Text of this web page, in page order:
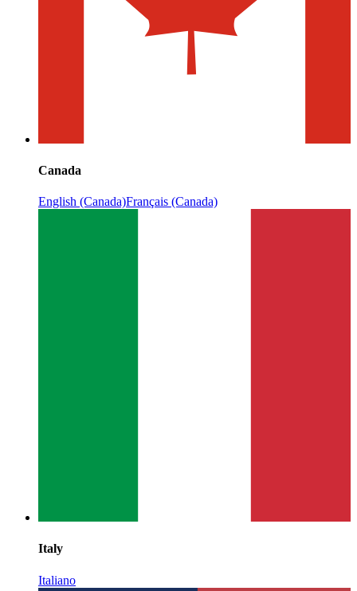
Canada
English (Canada)Français (Canada)
Italy
Italiano